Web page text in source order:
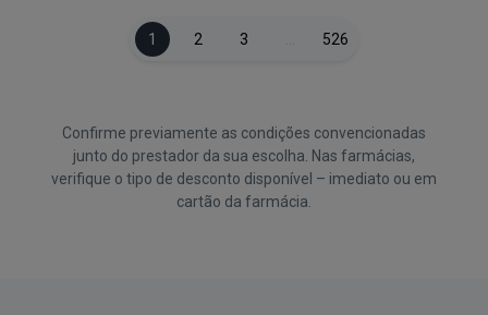
1 2 3 526
Confirme previamente as condições convencionadas
junto do prestador da sua escolha. Nas farmácias,
verifique o tipo de desconto disponível – imediato ou em
cartão da farmácia.